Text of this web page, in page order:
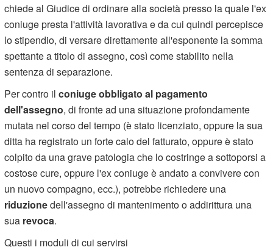
chiede al Giudice di ordinare alla società presso la quale l'ex
coniuge presta l'attività lavorativa e da cui quindi percepisce
lo stipendio, di versare direttamente all'esponente la somma
spettante a titolo di assegno, così come stabilito nella
sentenza di separazione.
Per contro ilconiuge obbligato al pagamento
dell'assegno, di fronte ad una situazione profondamente
mutata nel corso del tempo (è stato licenziato, oppure la sua
ditta ha registrato un forte calo del fatturato, oppure è stato
colpito da una grave patologia che lo costringe a sottoporsi a
costose cure, oppure l'ex coniuge è andato a convivere con
un nuovo compagno, ecc.), potrebbe richiedere una
riduzionedell'assegno di mantenimento o addirittura una
sua revoca.
Questi i moduli di cui servirsi